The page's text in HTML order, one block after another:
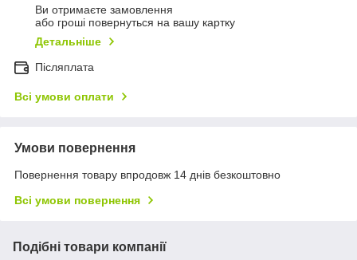
Ви отримаєте замовлення
або гроші повернуться на вашу картку
Детальніше
Післяплата
Всі умови оплати
Умови повернення
Повернення товару впродовж 14 днів безкоштовно
Всі умови повернення
Подібні товари компанії